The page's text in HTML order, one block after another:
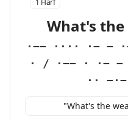
1 Harf
What's
·−− ···· ·− −
· / ·−− · ·− −
··
"What's the